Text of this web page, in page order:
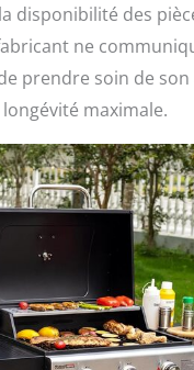
disponibilité des
ne
prendre soin de
maximale.